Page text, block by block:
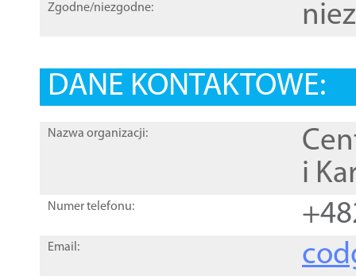
Zgodne/niezgodne:
DANE KONTAKTOWE:
Nazwa organizacji:
i
Numer telefonu:
Email: